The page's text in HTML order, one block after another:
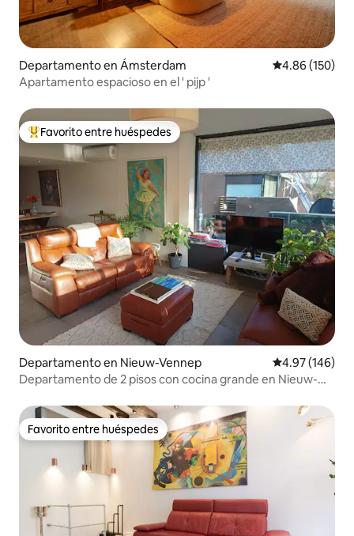
Departamento en Ámsterdam Calificación
4.86 (150)
Apartamento espacioso en el ' pijp '
De los mejores en Favorito entre huéspedes
Favorito entre huéspedes
Departamento en Nieuw-Vennep Calificación
4.97 (146)
Departamento de 2 pisos con cocina grande en Nieuw-
Favorito entre huéspedes
Favorito entre huéspedes